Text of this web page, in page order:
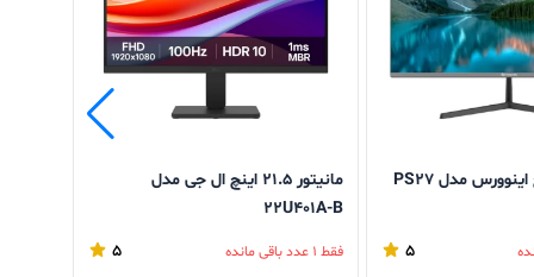
5
مانیتور 21.5 اینچ ال جی مدل
22U401A-B
فقط 1 عدد باقی مانده 5